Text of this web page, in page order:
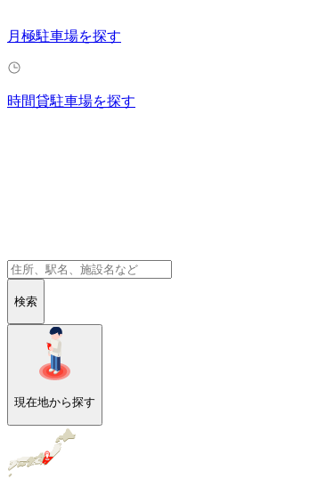
月極駐車場を探す
時間貸駐車場を探す
検索
現在地から探す